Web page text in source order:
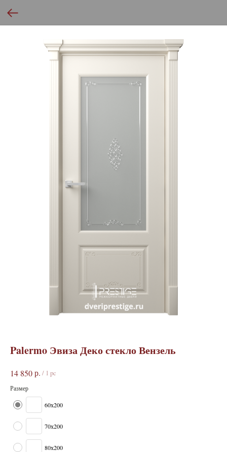
Palermo Эвиза Деко стекло Вензель
14 850р. / 1 pc
Размер
60х200
70х200
80х200